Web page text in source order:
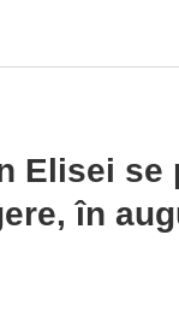
Elisei se
în